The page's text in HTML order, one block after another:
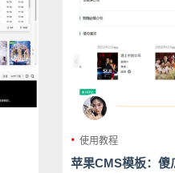
使用教程
苹果CMS模板：傻